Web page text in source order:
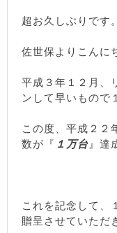
超お久しぶりです。
佐世保よりこんに
平成３年１２月、
ンして早いもので
この度、平成２２
数が『 １万台 』達
これを記念して、
贈呈させていただ